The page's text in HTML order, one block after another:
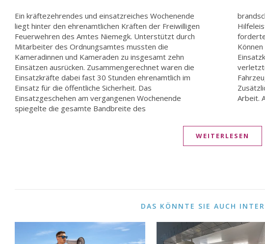
Ein kräftezehrendes und einsatzreiches Wochenende
liegt hinter den ehrenamtlichen Kräften der Freiwilligen
Feuerwehren des Amtes Niemegk. Unterstützt durch
Mitarbeiter des Ordnungsamtes mussten die
Kameradinnen und Kameraden zu insgesamt zehn
Einsätzen ausrücken. Zusammengerechnet waren die
Einsatzkräfte dabei fast 30 Stunden ehrenamtlich im
Einsatz für die öffentliche Sicherheit. Das
Einsatzgeschehen am vergangenen Wochenende
spiegelte die gesamte Bandbreite des
brandschutztechnischen und technischen
Hilfeleistungsspektrums wider. Neben zwei Fehlalarmen
forderten insbesondere schwere Verkehrsunfälle das
Können der Retter: Gleich zweimal mussten die
Einsatzkräfte zu schweren Unfällen ausrücken, bei denen
verletzte und teils eingeklemmte Personen aus ihren
Fahrzeugen befreit und versorgt werden mussten.
Zusätzlich sorgten witterungsbedingte Notlagen für
Arbeit.
WEITERLESEN
DAS KÖNNTE SIE AUCH